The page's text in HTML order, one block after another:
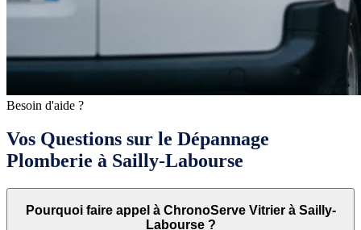
Besoin d'aide ?
Vos Questions sur le Dépannage
Plomberie à Sailly-Labourse
Pourquoi faire appel à ChronoServe Vitrier à Sailly-
Labourse ?